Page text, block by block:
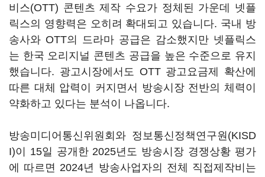
비스(OTT) 콘텐츠 제작 수요가 정체된 가운데 넷플
릭스의 영향력은 오히려 확대되고 있습니다. 국내 방
송사와 OTT의 드라마 공급은 감소했지만 넷플릭스
는 한국 오리지널 콘텐츠 공급을 높은 수준으로 유지
했습니다. 광고시장에서도 OTT 광고요금제 확산에
따른 대체 압력이 커지면서 방송시장 전반의 체력이
약화하고 있다는 분석이 나옵니다.
방송미디어통신위원회와 정보통신정책연구원(KISD
I)이 15일 공개한 2025년도 방송시장 경쟁상황 평가
에 따르면 2024년 방송사업자의 전체 직접제작비는